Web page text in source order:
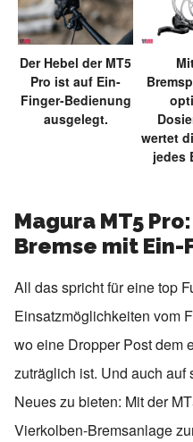
Der Hebel der MT5
Pro ist auf Ein-
Finger-Bedienung
ausgelegt.
wertet
jedes
Magura MT5
Bremse mit
All das spricht für eine top
Einsatzmöglichkeiten vom
wo eine Dropper Post dem
zuträglich ist. Und auch
Neues zu bieten: Mit der
Vierkolben-Bremsanlage